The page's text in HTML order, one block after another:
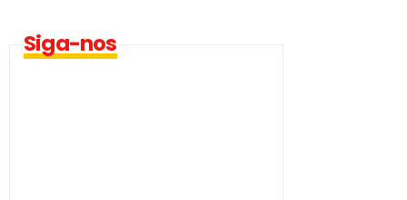
Siga-nos